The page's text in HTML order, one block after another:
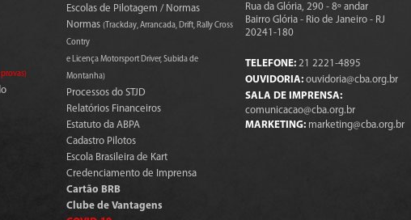
Escolas de Pilotagem / Normas
Normas(Trackday, Arrancada, Drift, Rally Cross
Contry
e Licença Motorsport Driver, Subida de
Montanha)
Processos do STJD
Relatórios Financeiros
Estatuto da ABPA
Cadastro Pilotos
Escola Brasileira de Kart
Credenciamento de Imprensa
Cartão BRB
Clube de Vantagens
Rua da Glória, 290 - 8º andar
Bairro Glória - Rio de Janeiro - RJ
20241-180
TELEFONE: 21 2221-4895
OUVIDORIA: ouvidoria@cba.org.br
SALA DE IMPRENSA:
comunicacao@cba.org.br
MARKETING: marketing@cba.org.br